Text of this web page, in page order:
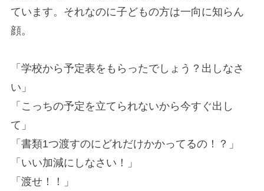
ています。それなのに子どもの方は一向に知らん
顔。
「学校から予定表をもらったでしょう？出しなさ
い」
「こっちの予定を立てられないから今すぐ出し
て」
「書類1つ渡すのにどれだけかかってるの！？」
「いい加減にしなさい！」
「渡せ！！」